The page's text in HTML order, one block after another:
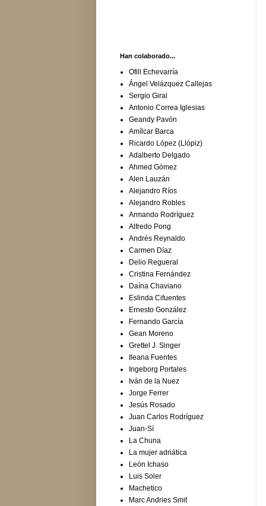
Han colaborado...
Ofill Echevarría
Ángel Velázquez Callejas
Sergio Giral
Antonio Correa Iglesias
Geandy Pavón
Amílcar Barca
Ricardo López (Llópiz)
Adalberto Delgado
Ahmed Gómez
Alen Lauzán
Alejandro Ríos
Alejandro Robles
Armando Rodríguez
Alfredo Pong
Andrés Reynaldo
Carmen Díaz
Delio Regueral
Cristina Fernández
Daína Chaviano
Eslinda Cifuentes
Ernesto González
Fernando García
Gean Moreno
Grettel J. Singer
Ileana Fuentes
Ingeborg Portales
Iván de la Nuez
Jorge Ferrer
Jesús Rosado
Juan Carlos Rodríguez
Juan-Sí
La Chuna
La mujer adriática
León Ichaso
Luis Soler
Machetico
Marc Andries Smit